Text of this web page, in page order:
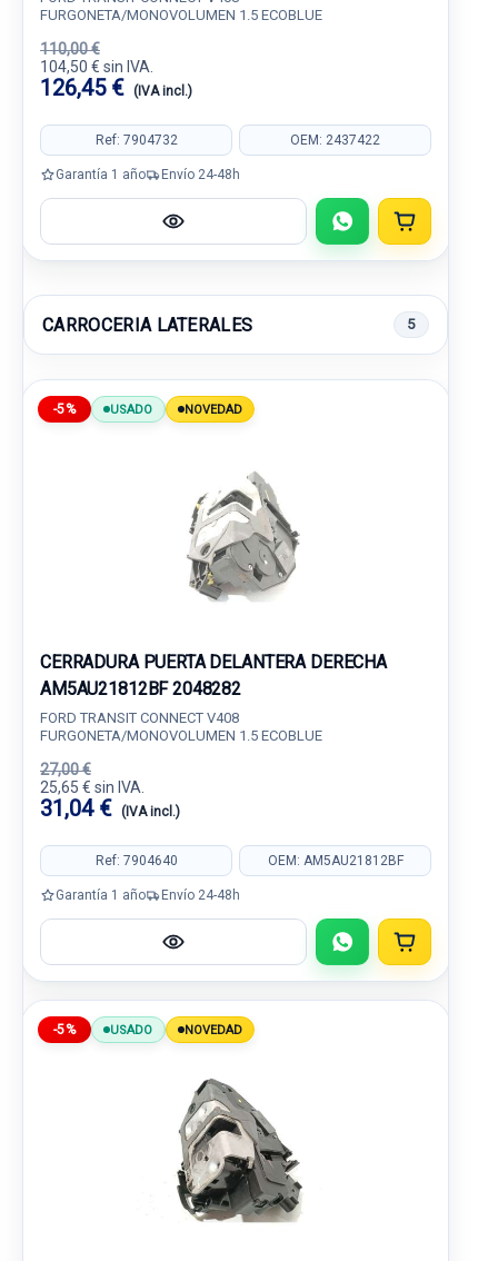
FURGONETA/MONOVOLUMEN 1.5 ECOBLUE
110,00 €
104,50 € sin IVA.
126,45 € (IVA incl.)
Ref: 7904732 OEM: 2437422
Garantía 1 año Envío 24-48h
CARROCERIA LATERALES 5
-5% USADO NOVEDAD
CERRADURA PUERTA DELANTERA DERECHA
AM5AU21812BF 2048282
FORD TRANSIT CONNECT V408
FURGONETA/MONOVOLUMEN 1.5 ECOBLUE
27,00 €
25,65 € sin IVA.
31,04 € (IVA incl.)
Ref: 7904640 OEM: AM5AU21812BF
Garantía 1 año Envío 24-48h
-5% USADO NOVEDAD